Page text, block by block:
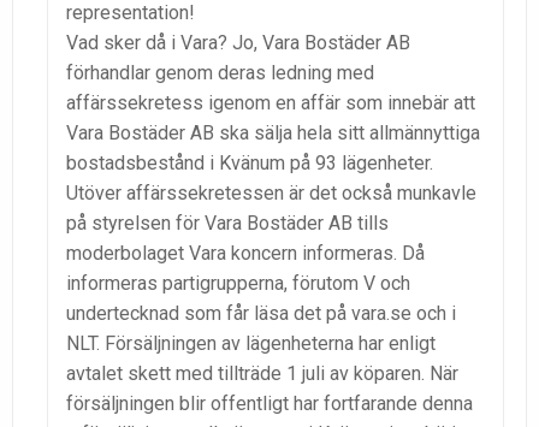
representation!
Vad sker då i Vara? Jo, Vara Bostäder AB
förhandlar genom deras ledning med
affärssekretess igenom en affär som innebär att
Vara Bostäder AB ska sälja hela sitt allmännyttiga
bostadsbestånd i Kvänum på 93 lägenheter.
Utöver affärssekretessen är det också munkavle
på styrelsen för Vara Bostäder AB tills
moderbolaget Vara koncern informeras. Då
informeras partigrupperna, förutom V och
undertecknad som får läsa det på vara.se och i
NLT. Försäljningen av lägenheterna har enligt
avtalet skett med tillträde 1 juli av köparen. När
försäljningen blir offentligt har fortfarande denna